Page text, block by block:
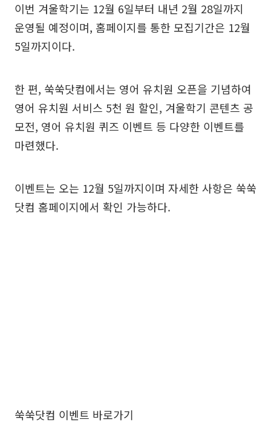
이번 겨울학기는 12월 6일부터 내년 2월 28일까지
운영될 예정이며, 홈페이지를 통한 모집기간은 12월
5일까지이다.
한 편, 쑥쑥닷컴에서는 영어 유치원 오픈을 기념하여
영어 유치원 서비스 5천 원 할인, 겨울학기 콘텐츠 공
모전, 영어 유치원 퀴즈 이벤트 등 다양한 이벤트를
마련했다.
이벤트는 오는 12월 5일까지이며 자세한 사항은 쑥쑥
닷컴 홈페이지에서 확인 가능하다.
쑥쑥닷컴 이벤트 바로가기